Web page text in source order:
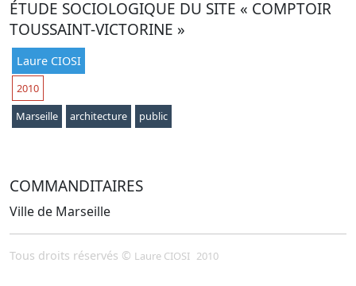
ÉTUDE SOCIOLOGIQUE DU SITE « COMPTOIR
TOUSSAINT-VICTORINE »
Laure CIOSI
2010
Marseille
architecture public
COMMANDITAIRES
Ville de Marseille
Tous droits réservés © Laure CIOSI 2010